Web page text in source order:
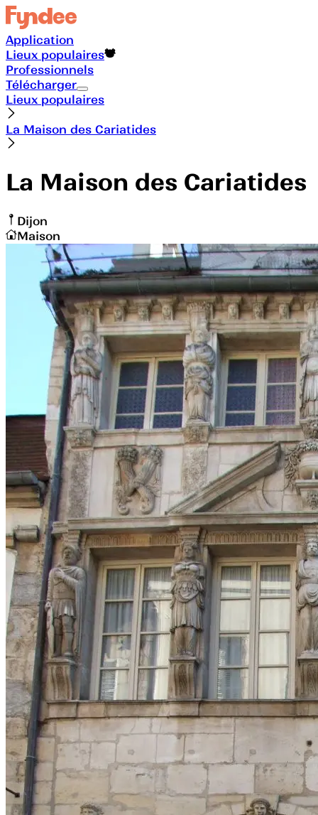
Application
Lieux populaires
Professionnels
Télécharger
Lieux populaires
La Maison des Cariatides
La Maison des Cariatides
Dijon
Maison